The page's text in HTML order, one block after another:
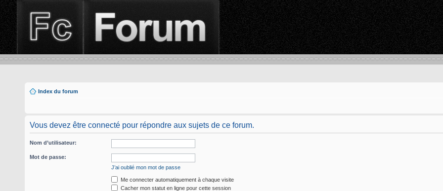
Index du forum
Vous devez être connecté pour répondre aux sujets de ce forum.
Nom d’utilisateur:
Mot de passe:
J’ai oublié mon mot de passe
Me connecter automatiquement à chaque visite
Cacher mon statut en ligne pour cette session